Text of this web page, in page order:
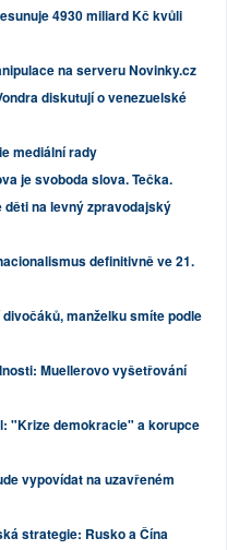
4930 miliard Kč kvůli
na serveru Novinky.cz
diskutují o venezuelské
mediální rady
je svoboda slova. Tečka.
děti na levný zpravodajský
definitivně ve 21.
divočáků, manželku smíte podle
Muellerovo vyšetřování
"Krize demokracie" a korupce
vypovídat na uzavřeném
strategie: Rusko a Čína